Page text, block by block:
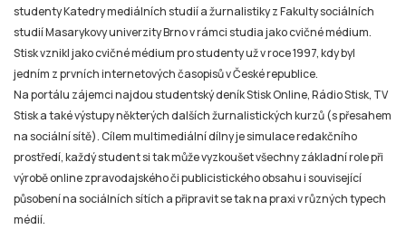
Stisk vznikl jako cvičné médium pro studenty už v roce 1997, kdy byl
jedním z prvních internetových časopisů v České republice.
Na portálu zájemci najdou studentský deník Stisk Online, Rádio Stisk, TV
Stisk a také výstupy některých dalších žurnalistických kurzů (s přesahem
na sociální sítě). Cílem multimediální dílny je simulace redakčního
prostředí, každý student si tak může vyzkoušet všechny základní role při
výrobě online zpravodajského či publicistického obsahu i související
působení na sociálních sítích a připravit se tak na praxi v různých typech
médií.
TIRÁŽ